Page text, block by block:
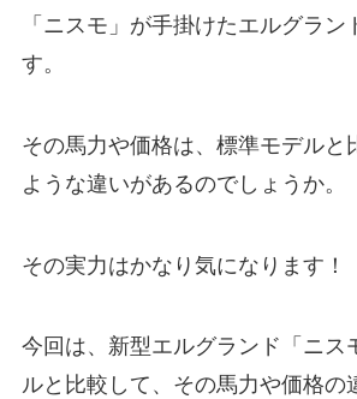
「ニスモ」が手掛けたエルグラン
す。
その馬力や価格は、標準モデルと
ような違いがあるのでしょうか。
その実力はかなり気になります！
今回は、新型エルグランド「ニス
ルと比較して、その馬力や価格の